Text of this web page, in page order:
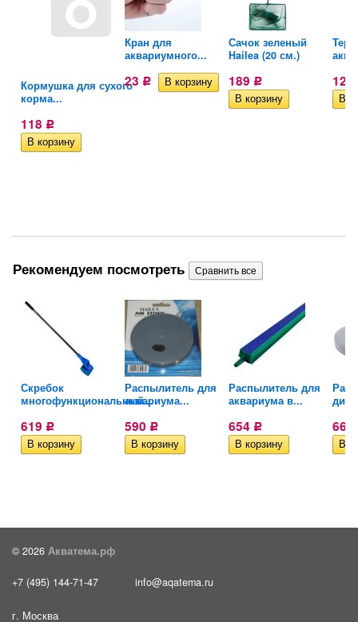
Кормушка для сухого
корма...
118 Р
Кран для
аквариумного...
23 Р
Сачок зеленый
Hailea (20 см.)
189 Р 123
Рекомендуем посмотреть
Скребок
многофункциональный...
619 Р
Распылитель для
аквариума...
590 Р
Распылитель для
аквариума в...
654 Р
© 2026 Акватема.рф
+7 (495) 144-71-47 info@aqatema.ru
г. Москва